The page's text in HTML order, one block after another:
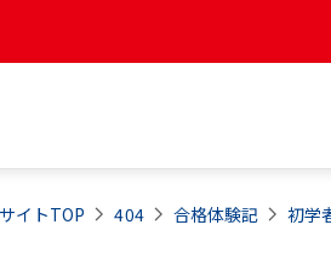
イトTOP 404 合格体験記 初学